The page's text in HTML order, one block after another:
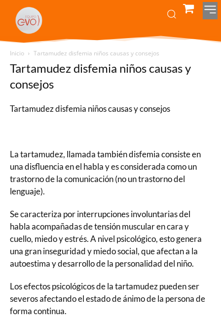
Inicio Tartamudez disfemia niños causas y consejos
Tartamudez disfemia niños causas y
consejos
Tartamudez disfemia niños causas y consejos
La tartamudez, llamada también disfemia consiste en
una disfluencia en el habla y es considerada como un
trastorno de la comunicación (no un trastorno del
lenguaje).
Se caracteriza por interrupciones involuntarias del
habla acompañadas de tensión muscular en cara y
cuello, miedo y estrés. A nivel psicológico, esto genera
una gran inseguridad y miedo social, que afectan a la
autoestima y desarrollo de la personalidad del niño.
Los efectos psicológicos de la tartamudez pueden ser
severos afectando el estado de ánimo de la persona de
forma continua.